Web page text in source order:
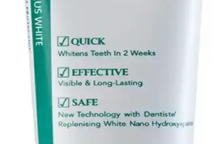
Aftoral Abfen Farma ağız spreyi, ağız içi yaralar ve irritasyonlar için
geliştirilmiş, hızlı etkili ve pratik kullanımlı bir çözümdür. Ağrıyı
hafifletir, yara iyileşmesini destekler ve günlük yaşam kalitenizi
Cilt Bakımında İhmal Edilen Temel Alışkanlıklar ve
Sağlıklı Cilt İçin Öneriler
Cilt bakımında güneş koruyucu, nemlendirme, su tüketimi, uyku ve
stres yönetimi gibi temel alışkanlıklar sıklıkla ihmal edilir. Bu
uygulamalar cilt sağlığını korumada kritik öneme sahiptir.
Kozmetik Ürünlerin Ağız Sağlığındaki Rolü ve Diş
Bakımında Kullanım Önerileri